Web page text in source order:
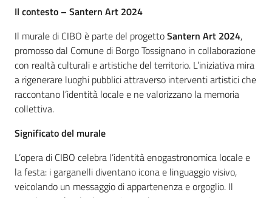
Il contesto – Santern Art 2024
Il murale di CIBO è parte del progettoSantern Art 2024,
promosso dal Comune di Borgo Tossignano in collaborazione
con realtà culturali e artistiche del territorio. L’iniziativa mira
a rigenerare luoghi pubblici attraverso interventi artistici che
raccontano l’identità locale e ne valorizzano la memoria
collettiva.
Significato del murale
L’opera di CIBO celebra l’identità enogastronomica locale e
la festa: i garganelli diventano icona e linguaggio visivo,
veicolando un messaggio di appartenenza e orgoglio. Il